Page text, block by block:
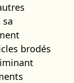
brodés